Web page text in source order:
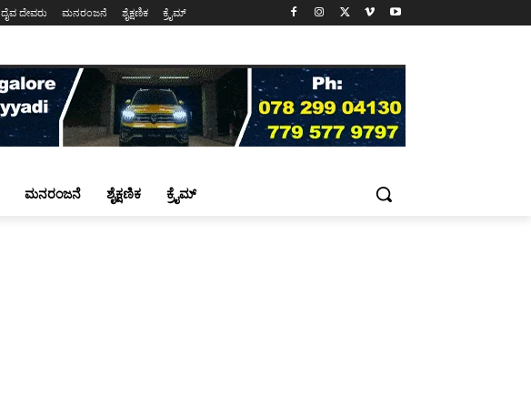
ದೈವ ದೇವರು ಮನರಂಜನೆ ಶೈಕ್ಷಣಿಕ ಕ್ರೈಮ್
ಮನರಂಜನೆ ಶೈಕ್ಷಣಿಕ ಕ್ರೈಮ್